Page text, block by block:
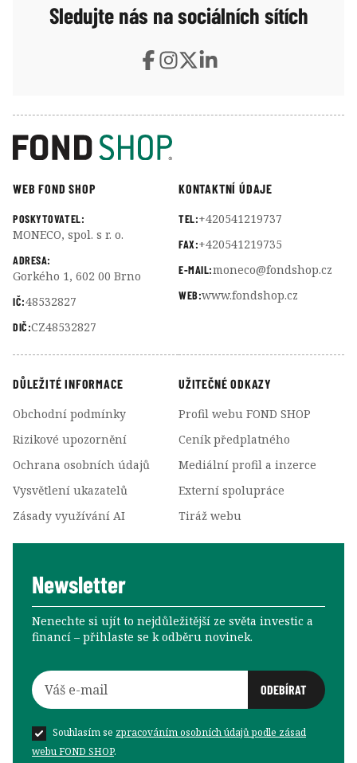
Sledujte nás na sociálních sítích
WEB FOND SHOP
POSKYTOVATEL:
MONECO, spol. s r. o.
ADRESA:
Gorkého 1, 602 00 Brno
IČ:48532827
DIČ:CZ48532827
KONTAKTNÍ ÚDAJE
TEL:+420541219737
FAX:+420541219735
E-MAIL:moneco@fondshop.cz
WEB:www.fondshop.cz
DŮLEŽITÉ INFORMACE
Obchodní podmínky
Rizikové upozornění
Ochrana osobních údajů
Vysvětlení ukazatelů
Zásady využívání AI
UŽITEČNÉ ODKAZY
Profil webu FOND SHOP
Ceník předplatného
Mediální profil a inzerce
Externí spolupráce
Tiráž webu
Newsletter
Nenechte si ujít to nejdůležitější ze světa investic a
financí –⁠⁠⁠⁠⁠⁠ přihlaste se k odběru novinek.
Souhlasím se zpracováním osobních údajů podle zásad
webu FOND SHOP.